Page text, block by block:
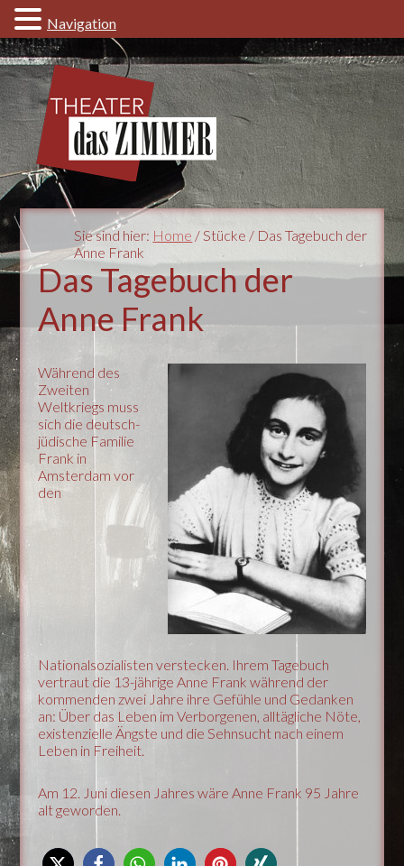
Sie sind hier: Home / Stücke / Das Tagebuch der
Anne Frank
Das Tagebuch der
Anne Frank
Während des
Zweiten
Weltkriegs muss
sich die deutsch-
jüdische Familie
Frank in
Amsterdam vor
den
Nationalsozialisten verstecken. Ihrem Tagebuch
vertraut die 13-jährige Anne Frank während der
kommenden zwei Jahre ihre Gefühle und Gedanken
an: Über das Leben im Verborgenen, alltägliche Nöte,
existenzielle Ängste und die Sehnsucht nach einem
Leben in Freiheit.
Am 12. Juni diesen Jahres wäre Anne Frank 95 Jahre
alt geworden.
Navigation